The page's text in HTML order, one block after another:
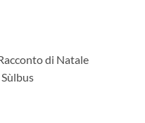
di Natale